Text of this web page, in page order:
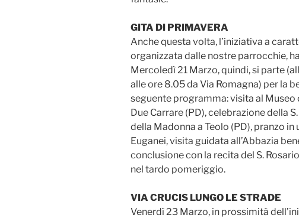
GITA DI PRIMAVERA
Anche questa volta, l’iniziativa a
organizzata dalle nostre parrocchie,
Mercoledì 21 Marzo, quindi, si parte
alle ore 8.05 da Via Romagna) per la
seguente programma: visita al Museo
Due Carrare (PD), celebrazione della
della Madonna a Teolo (PD), pranzo
Euganei, visita guidata all’Abbazia
conclusione con la recita del S.
nel tardo pomeriggio.
VIA CRUCIS LUNGO LE STRADE
Venerdì 23 Marzo, in prossimità